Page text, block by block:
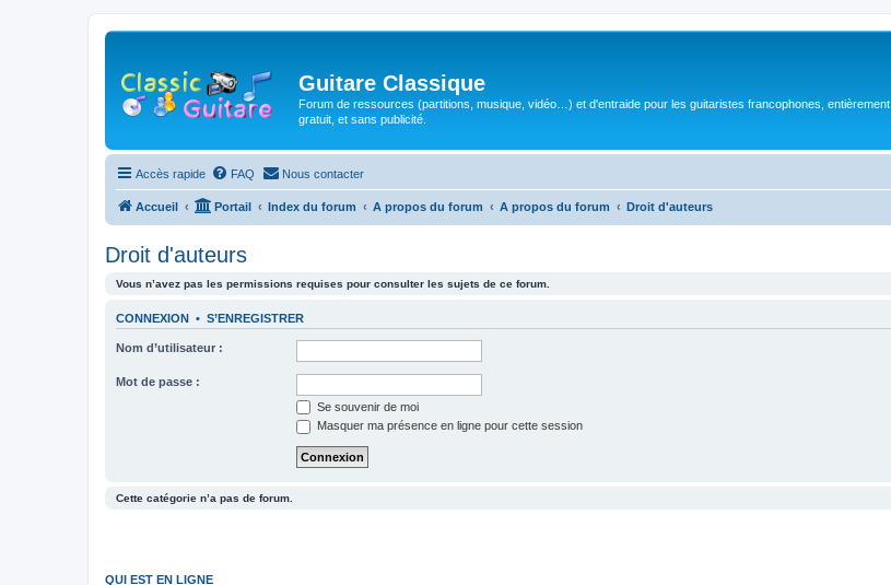
Guitare Classique
Forum de ressources (partitions, musique, vidéo…) et d'entraide pour les guitaristes francophones, entièrement
gratuit, et sans publicité.
Accès rapide FAQ Nous contacter
Accueil Portail Index du forum A propos du forum A propos du forum Droit d'auteurs
Droit d'auteurs
Vous n’avez pas les permissions requises pour consulter les sujets de ce forum.
CONNEXION • S’ENREGISTRER
Nom d’utilisateur :
Mot de passe :
Se souvenir de moi
Masquer ma présence en ligne pour cette session
Cette catégorie n’a pas de forum.
QUI EST EN LIGNE